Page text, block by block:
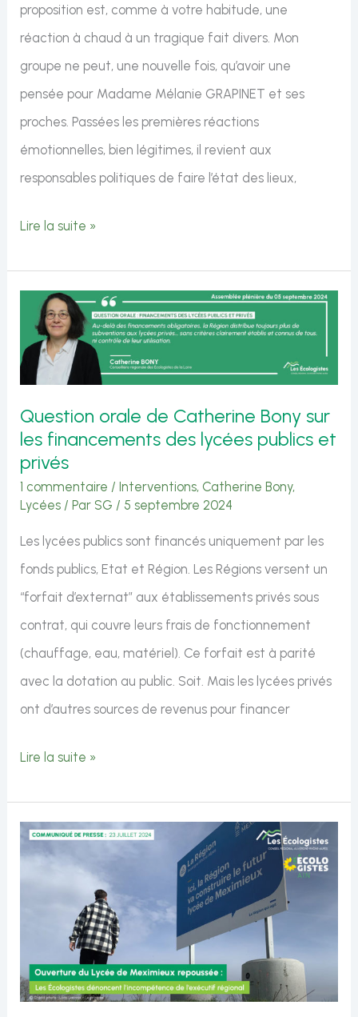
proposition est, comme à votre habitude, une
réaction à chaud à un tragique fait divers. Mon
groupe ne peut, une nouvelle fois, qu’avoir une
pensée pour Madame Mélanie GRAPINET et ses
proches. Passées les premières réactions
émotionnelles, bien légitimes, il revient aux
responsables politiques de faire l’état des lieux,
Intervention
Bony
protéger
nos
lycées
:
installation
des
scanners
de
sécurité
Lire la suite »
Question orale de Catherine Bony sur
les financements des lycées publics et
privés
1 commentaire /Interventions, Catherine Bony,
Lycées / Par SG / 5 septembre 2024
Les lycées publics sont financés uniquement par les
fonds publics, Etat et Région. Les Régions versent un
“forfait d’externat” aux établissements privés sous
contrat, qui couvre leurs frais de fonctionnement
(chauffage, eau, matériel). Ce forfait est à parité
avec la dotation au public. Soit. Mais les lycées privés
ont d’autres sources de revenus pour financer
Question
Catherine
financements
des
Lire la suite »